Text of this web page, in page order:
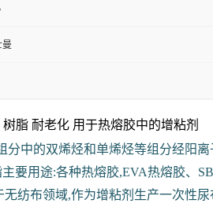
曼
树脂 耐老化 用于热熔胶中的增粘剂
中的双烯烃和单烯烃等组分经阳
要用途:各种热熔胶,EVA热熔胶、
无纺布领域,作为增粘剂生产一次